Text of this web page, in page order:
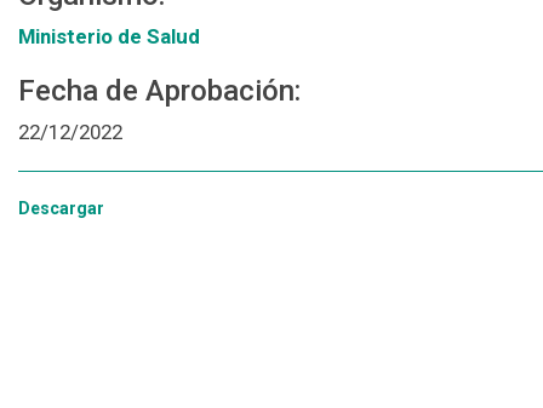
Ministerio de Salud
Fecha de Aprobación:
22/12/2022
Descargar